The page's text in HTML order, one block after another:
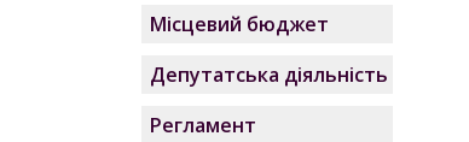
Місцевий бюджет
Депутатська діяльність
Регламент